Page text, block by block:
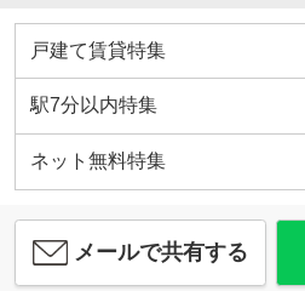
戸建て賃貸特集
駅7分以内特集
ネット無料特集
メールで共有する